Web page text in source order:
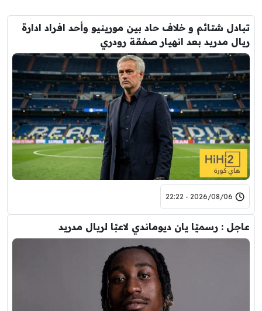
تبادل شتائم و خلاف حاد بين مورينيو وأحد افراد ادارة
ريال مدريد بعد انهيار صفقة رودري
2026/08/06 - 22:22
عاجل : رسميًا يان ديوماندي لاعبًا لريال مدريد